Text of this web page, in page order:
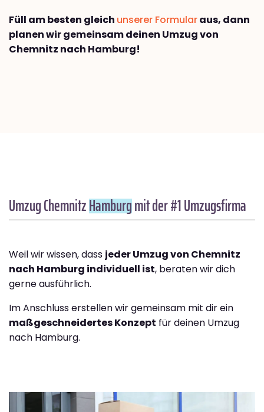
Füll am besten gleich unserer Formularaus, dann
planen wir gemeinsam deinen Umzug von
Chemnitz nach Hamburg!
Umzug ChemnitzHamburgmit der #1 Umzugsfirma
Weil wir wissen, dass jeder Umzug von Chemnitz
nach Hamburg individuell ist, beraten wir dich
gerne ausführlich.
Im Anschluss erstellen wir gemeinsam mit dir ein
maßgeschneidertes Konzept für deinen Umzug
nach Hamburg.